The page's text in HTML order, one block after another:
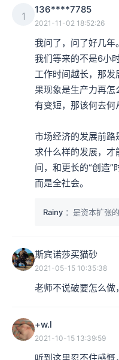
1
136****7785
2021-11-02 18:52:26
我问了，问了好几年
我们等来的不是6小
工作时间越长，那
果现象是生产力再怎
有变短，那该何去何
市场经济的发展前路
求什么样的发展，才
间，和更长的“创造”
而是全社会。
Rainy ：是资本扩张
斯宾诺莎买猫砂
2021-05-15 10:35:38
老师不说破要怎么
+w.l
2021-10-15 13:39:59